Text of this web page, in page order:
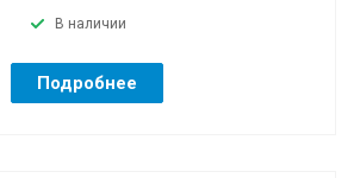
В наличии
Подробнее